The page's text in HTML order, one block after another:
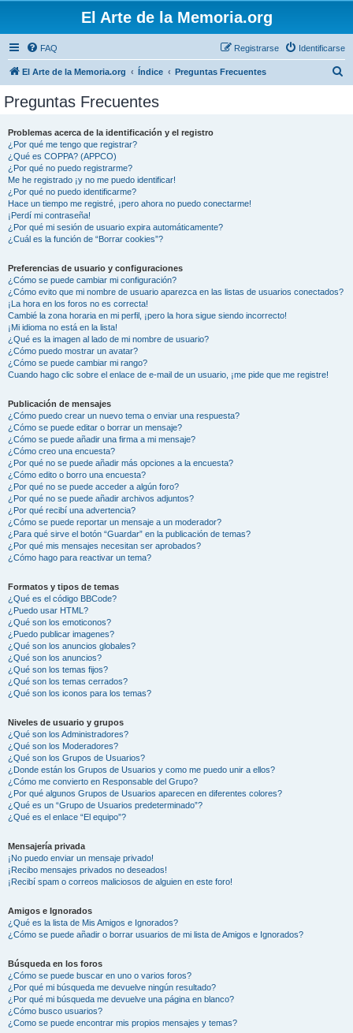
El Arte de la Memoria.org
FAQ Identificarse
Registrarse
El Arte de la Memoria.org Índice Preguntas Frecuentes
Preguntas Frecuentes
Problemas acerca de la identificación y el registro
¿Por qué me tengo que registrar?
¿Qué es COPPA? (APPCO)
¿Por qué no puedo registrarme?
Me he registrado ¡y no me puedo identificar!
¿Por qué no puedo identificarme?
Hace un tiempo me registré, ¡pero ahora no puedo conectarme!
¡Perdí mi contraseña!
¿Por qué mi sesión de usuario expira automáticamente?
¿Cuál es la función de “Borrar cookies”?
Preferencias de usuario y configuraciones
¿Cómo se puede cambiar mi configuración?
¿Cómo evito que mi nombre de usuario aparezca en las listas de usuarios conectados?
¡La hora en los foros no es correcta!
Cambié la zona horaria en mi perfil, ¡pero la hora sigue siendo incorrecto!
¡Mi idioma no está en la lista!
¿Qué es la imagen al lado de mi nombre de usuario?
¿Cómo puedo mostrar un avatar?
¿Cómo se puede cambiar mi rango?
Cuando hago clic sobre el enlace de e-mail de un usuario, ¡me pide que me registre!
Publicación de mensajes
¿Cómo puedo crear un nuevo tema o enviar una respuesta?
¿Cómo se puede editar o borrar un mensaje?
¿Cómo se puede añadir una firma a mi mensaje?
¿Cómo creo una encuesta?
¿Por qué no se puede añadir más opciones a la encuesta?
¿Cómo edito o borro una encuesta?
¿Por qué no se puede acceder a algún foro?
¿Por qué no se puede añadir archivos adjuntos?
¿Por qué recibí una advertencia?
¿Cómo se puede reportar un mensaje a un moderador?
¿Para qué sirve el botón “Guardar” en la publicación de temas?
¿Por qué mis mensajes necesitan ser aprobados?
¿Cómo hago para reactivar un tema?
Formatos y tipos de temas
¿Qué es el código BBCode?
¿Puedo usar HTML?
¿Qué son los emoticonos?
¿Puedo publicar imagenes?
¿Qué son los anuncios globales?
¿Qué son los anuncios?
¿Qué son los temas fijos?
¿Qué son los temas cerrados?
¿Qué son los iconos para los temas?
Niveles de usuario y grupos
¿Qué son los Administradores?
¿Qué son los Moderadores?
¿Qué son los Grupos de Usuarios?
¿Donde están los Grupos de Usuarios y como me puedo unir a ellos?
¿Cómo me convierto en Responsable del Grupo?
¿Por qué algunos Grupos de Usuarios aparecen en diferentes colores?
¿Qué es un “Grupo de Usuarios predeterminado”?
¿Qué es el enlace “El equipo”?
Mensajería privada
¡No puedo enviar un mensaje privado!
¡Recibo mensajes privados no deseados!
¡Recibí spam o correos maliciosos de alguien en este foro!
Amigos e Ignorados
¿Qué es la lista de Mis Amigos e Ignorados?
¿Cómo se puede añadir o borrar usuarios de mi lista de Amigos e Ignorados?
Búsqueda en los foros
¿Cómo se puede buscar en uno o varios foros?
¿Por qué mi búsqueda me devuelve ningún resultado?
¿Por qué mi búsqueda me devuelve una página en blanco?
¿Cómo busco usuarios?
¿Como se puede encontrar mis propios mensajes y temas?